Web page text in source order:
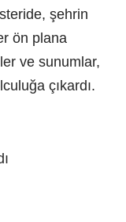
şehrin
ön plana
ve sunumlar,
çıkardı.